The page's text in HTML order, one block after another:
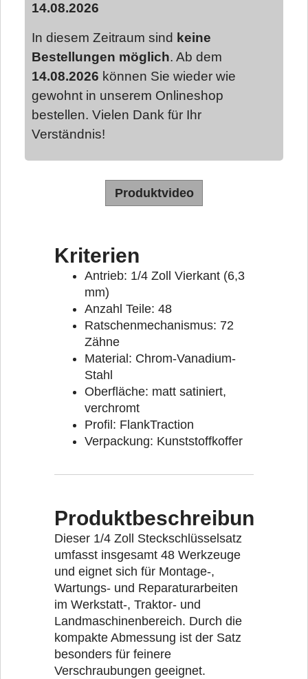
14.08.2026
In diesem Zeitraum sind keine
Bestellungen möglich. Ab dem
14.08.2026 können Sie wieder wie
gewohnt in unserem Onlineshop
bestellen. Vielen Dank für Ihr
Verständnis!
Produktvideo
Kriterien
Antrieb: 1/4 Zoll Vierkant (6,3
mm)
Anzahl Teile: 48
Ratschenmechanismus: 72
Zähne
Material: Chrom-Vanadium-
Stahl
Oberfläche: matt satiniert,
verchromt
Profil: FlankTraction
Verpackung: Kunststoffkoffer
Produktbeschreibung
Dieser 1/4 Zoll Steckschlüsselsatz
umfasst insgesamt 48 Werkzeuge
und eignet sich für Montage-,
Wartungs- und Reparaturarbeiten
im Werkstatt-, Traktor- und
Landmaschinenbereich. Durch die
kompakte Abmessung ist der Satz
besonders für feinere
Verschraubungen geeignet.